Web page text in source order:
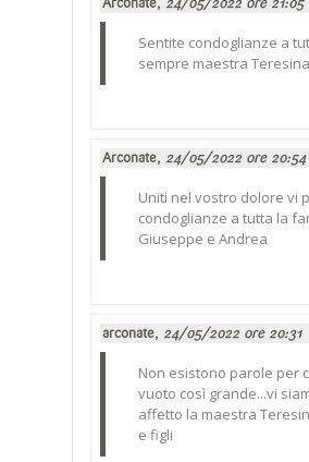
Sentite condoglianze a
sempre maestra
Arconate, 24/05/2022 ore 20:54
Uniti nel vostro dolore vi
condoglianze a tutta la
Giuseppe e Andrea
arconate, 24/05/2022 ore 20:31
Non esistono parole per
vuoto così grande...vi
affetto la maestra
e figli